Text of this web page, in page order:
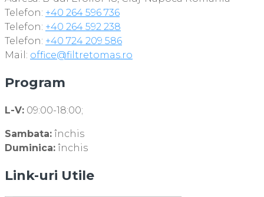
Telefon: +40 264 596 736
Telefon: +40 264 592 238
Telefon: +40 724 209 586
Mail: office@filtretomas.ro
Program
L-V: 09:00-18:00;
Sambata: închis
Duminica: închis
Link-uri Utile